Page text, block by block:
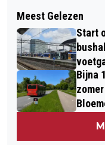
Meest Gelezen
Start
Bijna